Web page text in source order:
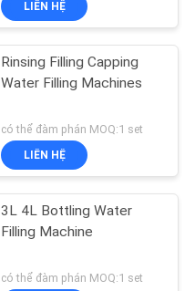
LIÊN HỆ
Rinsing Filling Capping
Water Filling Machines
có thể đàm phán MOQ:1 set
LIÊN HỆ
3L 4L Bottling Water
Filling Machine
có thể đàm phán MOQ:1 set